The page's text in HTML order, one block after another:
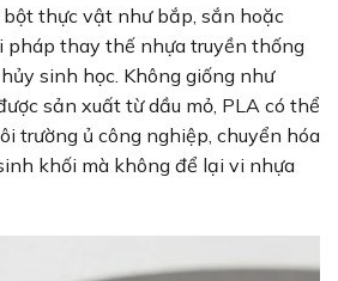
thực vật như bắp, sắn hoặc
pháp thay thế nhựa truyền thống
sinh học. Không giống như
sản xuất từ dầu mỏ, PLA có thể
trường ủ công nghiệp, chuyển hóa
khối mà không để lại vi nhựa